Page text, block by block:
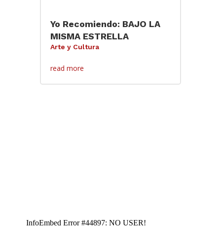
Yo Recomiendo: BAJO LA
MISMA ESTRELLA
Arte y Cultura
read more